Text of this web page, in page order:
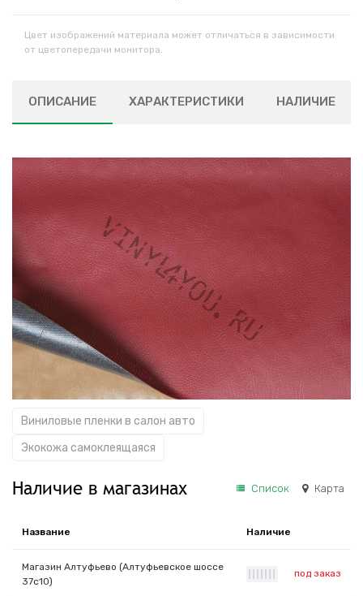
Цвет изображений материала может отличаться в зависимости
от цветопередачи монитора.
ОПИСАНИЕ ХАРАКТЕРИСТИКИ НАЛИЧИЕ
Виниловые пленки в салон авто
Экокожа самоклеящаяся
Наличие в магазинах Список Карта
Название Наличие
Магазин Алтуфьево (Алтуфьевское шоссе
37с10)
под заказ